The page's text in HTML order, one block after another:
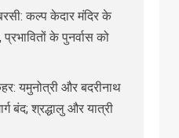
कल्प केदार मंदिर के
प्रभावितों के पुनर्वास को
यमुनोत्री और बदरीनाथ
बंद; श्रद्धालु और यात्री